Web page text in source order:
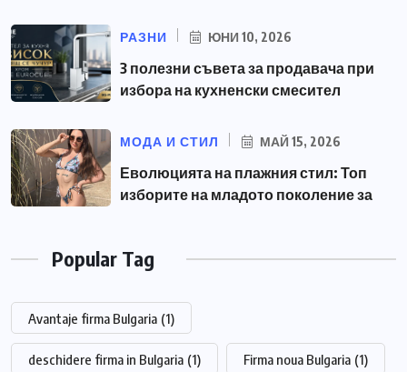
РАЗНИ ЮНИ 10, 2026
3 полезни съвета за продавача при
избора на кухненски смесител
МОДА И СТИЛ МАЙ 15, 2026
Еволюцията на плажния стил: Топ
изборите на младото поколение за
Popular Tag
Avantaje firma Bulgaria (1)
deschidere firma in Bulgaria (1) Firma noua Bulgaria (1)